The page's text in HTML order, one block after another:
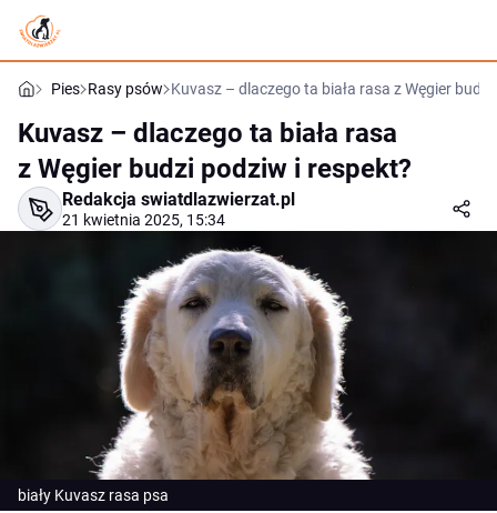
Pies Rasy psów Kuvasz – dlaczego ta biała rasa z Węgier
Kuvasz – dlaczego ta biała rasa
z Węgier budzi podziw i respekt?
Redakcja swiatdlazwierzat.pl
21 kwietnia 2025, 15:34
biały Kuvasz rasa psa